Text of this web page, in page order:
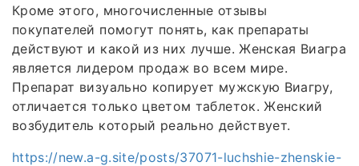
Кроме этого, многочисленные отзывы
покупателей помогут понять, как препараты
действуют и какой из них лучше. Женская Виагра
является лидером продаж во всем мире.
Препарат визуально копирует мужскую Виагру,
отличается только цветом таблеток. Женский
возбудитель который реально действует.
https://new.a-g.site/posts/37071-luchshie-zhenskie-